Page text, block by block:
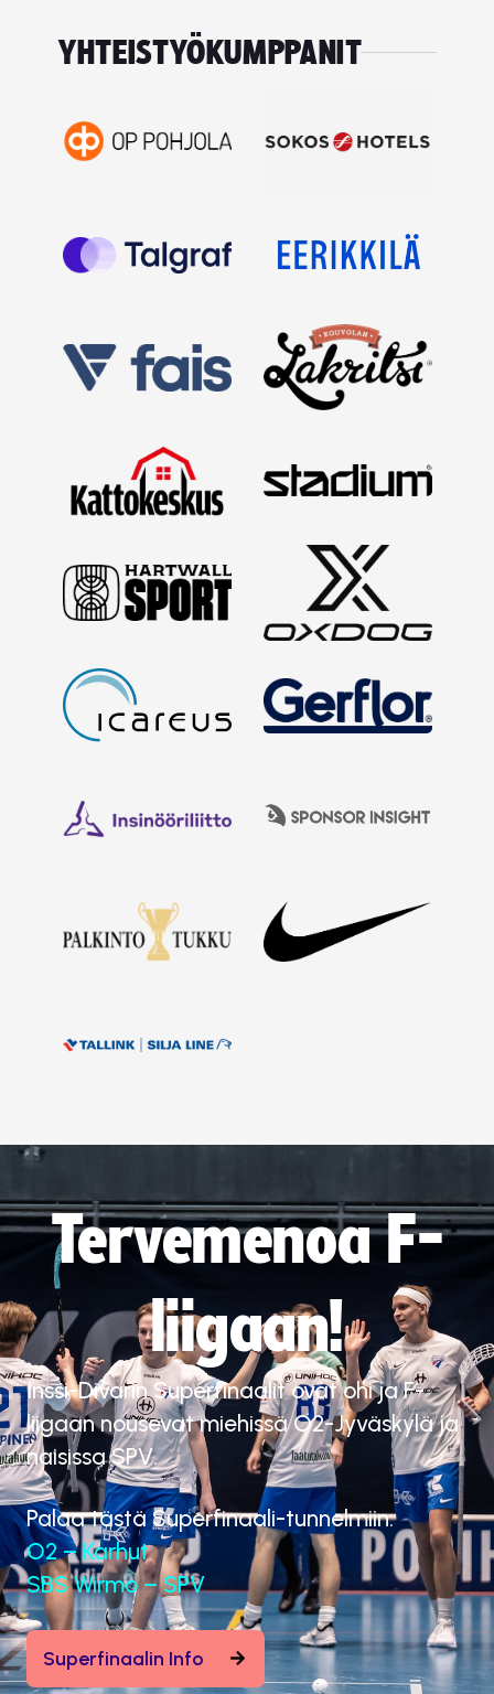
YHTEISTYÖKUMPPANIT
Tervemenoa F-
liigaan!
Inssi-Divarin Superfinaalit ovat ohi ja F-
liigaan nousevat miehissä O2-Jyväskylä ja
naisissa SPV.
Palaa tästä Superfinaali-tunnelmiin:
O2 – Karhut
SBS Wirmo – SPV
Superfinaalin Info